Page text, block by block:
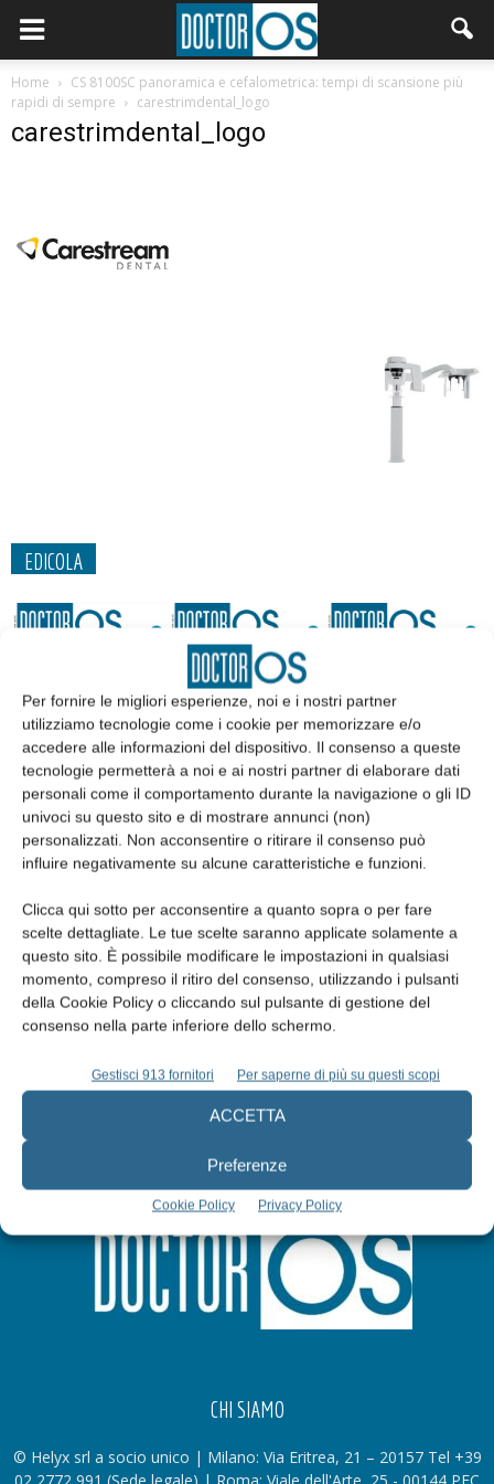
Per fornire le migliori esperienze, noi e i nostri partner
utilizziamo tecnologie come i cookie per memorizzare e/o
accedere alle informazioni del dispositivo. Il consenso a queste
tecnologie permetterà a noi e ai nostri partner di elaborare dati
personali come il comportamento durante la navigazione o gli ID
univoci su questo sito e di mostrare annunci (non)
personalizzati. Non acconsentire o ritirare il consenso può
influire negativamente su alcune caratteristiche e funzioni.
Clicca qui sotto per acconsentire a quanto sopra o per fare
scelte dettagliate. Le tue scelte saranno applicate solamente a
questo sito. È possibile modificare le impostazioni in qualsiasi
momento, compreso il ritiro del consenso, utilizzando i pulsanti
della Cookie Policy o cliccando sul pulsante di gestione del
consenso nella parte inferiore dello schermo.
Gestisci 913 fornitori Per saperne di più su questi scopi
ACCETTA
Preferenze
Cookie Policy Privacy Policy
Home
CS 8100SC panoramica e cefalometrica: tempi di scansione più
rapidi di sempre
carestrimdental_logo
carestrimdental_logo
EDICOLA
Edicola web
Abbonati
Iscriviti alla newsletter
CHI SIAMO
© Helyx srl a socio unico | Milano: Via Eritrea, 21 – 20157 Tel +39